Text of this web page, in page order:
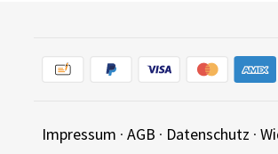
Impressum · AGB · Datenschutz ·